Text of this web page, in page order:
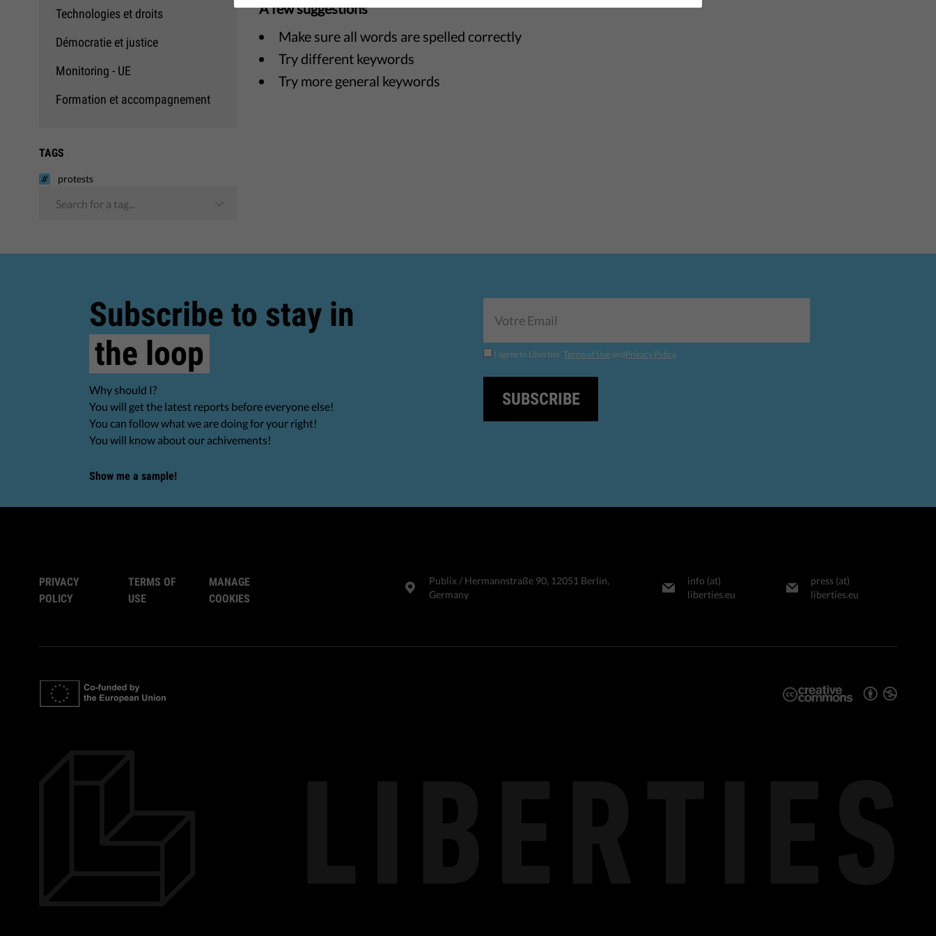
Technologies et droits
Démocratie et justice
Monitoring - UE
Formation et accompagnement
TAGS
protests
Search for a tag...
A few suggestions
Make sure all words are spelled correctly
Try different keywords
Try more general keywords
Subscribe to stay in
the loop
Why should I?
You will get the latest reports before everyone else!
You can follow what we are doing for your right!
You will know about our achivements!
Show me a sample!
I agree to Liberties' Terms of Use andPrivacy Policy.
SUBSCRIBE
PRIVACY
POLICY
TERMS OF
USE
MANAGE
COOKIES
Publix​ / Hermannstraße 90, 12051 Berlin,
Germany
info (at)
liberties.eu
press (at)
liberties.eu